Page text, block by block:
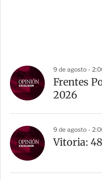
9 de agosto -
Frentes
2026
9 de agosto -
Vitoria: